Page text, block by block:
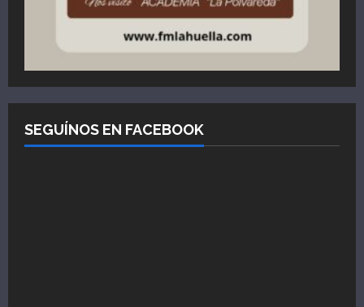
SEGUÍNOS EN FACEBOOK